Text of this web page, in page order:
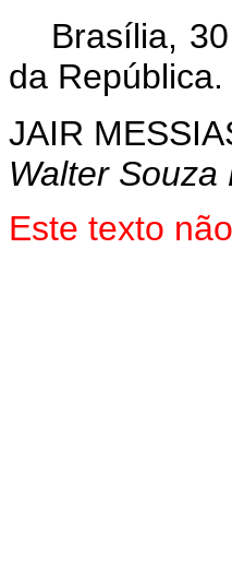
Brasília,
da República.
JAIR
Walter Souza
Este texto